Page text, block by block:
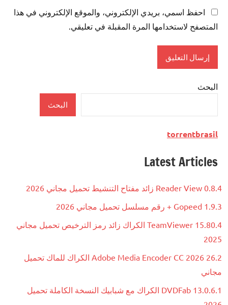
احفظ اسمي، بريدي الإلكتروني، والموقع الإلكتروني في هذا
المتصفح لاستخدامها المرة المقبلة في تعليقي.
البحث
البحث
torrentbrasil
Latest Articles
Reader View 0.8.4 زائد مفتاح التنشيط تحميل مجاني 2026
Gopeed 1.9.3 + رقم مسلسل تحميل مجاني 2026
TeamViewer 15.80.4 الكراك زائد رمز الترخيص تحميل مجاني
2025
Adobe Media Encoder CC 2026 26.2 الكراك للماك تحميل
مجاني
DVDFab 13.0.6.1 الكراك مع شبابيك النسخة الكاملة تحميل